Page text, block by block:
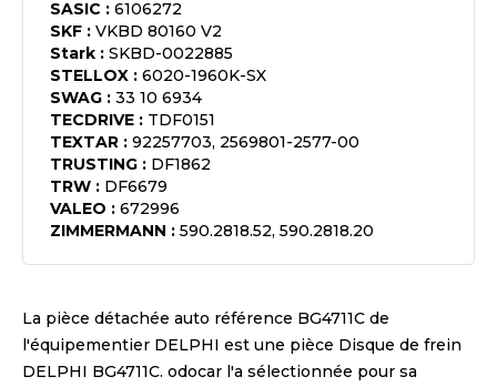
SASIC : 6106272
SKF : VKBD 80160 V2
Stark : SKBD-0022885
STELLOX : 6020-1960K-SX
SWAG : 33 10 6934
TECDRIVE : TDF0151
TEXTAR : 92257703, 2569801-2577-00
TRUSTING : DF1862
TRW : DF6679
VALEO : 672996
ZIMMERMANN : 590.2818.52, 590.2818.20
La pièce détachée auto référence BG4711C de
l'équipementier DELPHI est une pièce Disque de frein
DELPHI BG4711C. odocar l'a sélectionnée pour sa